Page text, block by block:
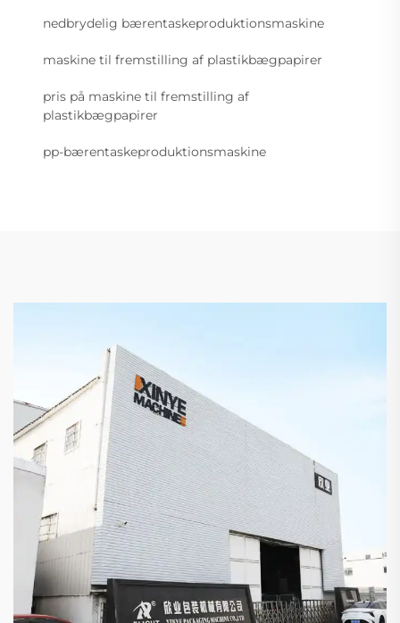
nedbrydelig bærentaskeproduktionsmaskine
maskine til fremstilling af plastikbægpapirer
pris på maskine til fremstilling af
plastikbægpapirer
pp-bærentaskeproduktionsmaskine